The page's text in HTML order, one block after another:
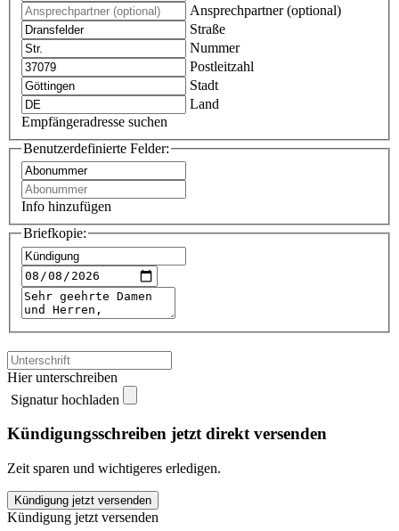
Ansprechpartner (optional)
Straße
Nummer
Postleitzahl
Stadt
Land
Empfängeradresse suchen
Benutzerdefinierte Felder:
Info hinzufügen
Briefkopie:
Hier unterschreiben
Signatur hochladen
Kündigungsschreiben jetzt direkt versenden
Zeit sparen und wichtigeres erledigen.
Göttinger
Tageblatt
Kündigung jetzt versenden
Kündigung jetzt versenden